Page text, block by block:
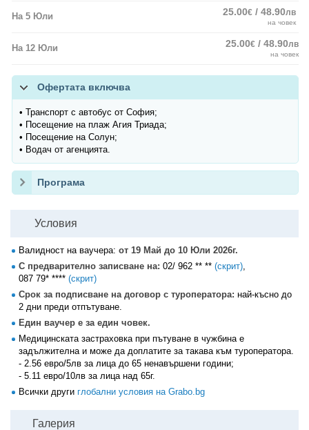
На 5 Юли 25.00€ / 48.90лв
на човек
На 12 Юли 25.00€ / 48.90лв
на човек
Офертата включва
• Транспорт с автобус от София;
• Посещение на плаж Агия Триада;
• Посещение на Солун;
• Водач от агенцията.
Програма
Условия
Валидност на ваучера: от 19 Май до 10 Юли 2026г.
С предварително записване на: 02/ 962 ** ** (скрит),
087 79* **** (скрит)
Срок за подписване на договор с туроператора: най-късно до
2 дни преди отпътуване.
Един ваучер е за един човек.
Медицинската застраховка при пътуване в чужбина е
задължителна и може да доплатите за такава към туроператора.
- 2.56 евро/5лв за лица до 65 ненавършени години;
- 5.11 евро/10лв за лица над 65г.
Всички други глобални условия на Grabo.bg
Галерия